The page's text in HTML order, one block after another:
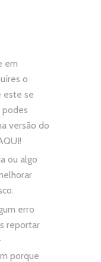
em
o
este se
podes
versão do
ou algo
erro
reportar
porque